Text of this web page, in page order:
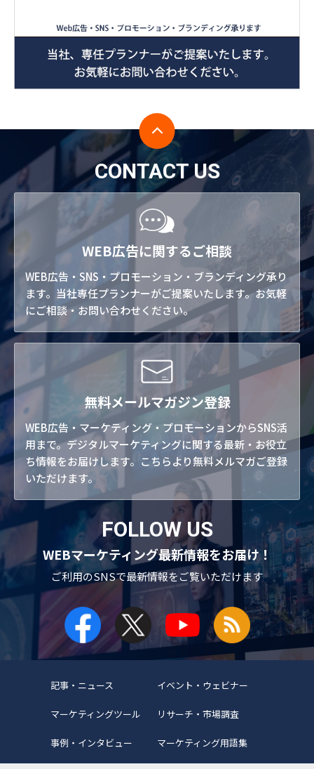
CONTACT US
WEB広告に関するご相談
WEB広告・SNS・プロモーション・ブランディング承り
ます。当社専任プランナーがご提案いたします。お気軽
にご相談・お問い合わせください。
無料メールマガジン登録
WEB広告・マーケティング・プロモーションからSNS活
用まで。デジタルマーケティングに関する最新・お役立
ち情報をお届けします。こちらより無料メルマガご登録
いただけます。
FOLLOW US
WEBマーケティング最新情報をお届け！
ご利用のSNSで最新情報をご覧いただけます
記事・ニュース イベント・ウェビナー
マーケティングツール リサーチ・市場調査
事例・インタビュー マーケティング用語集